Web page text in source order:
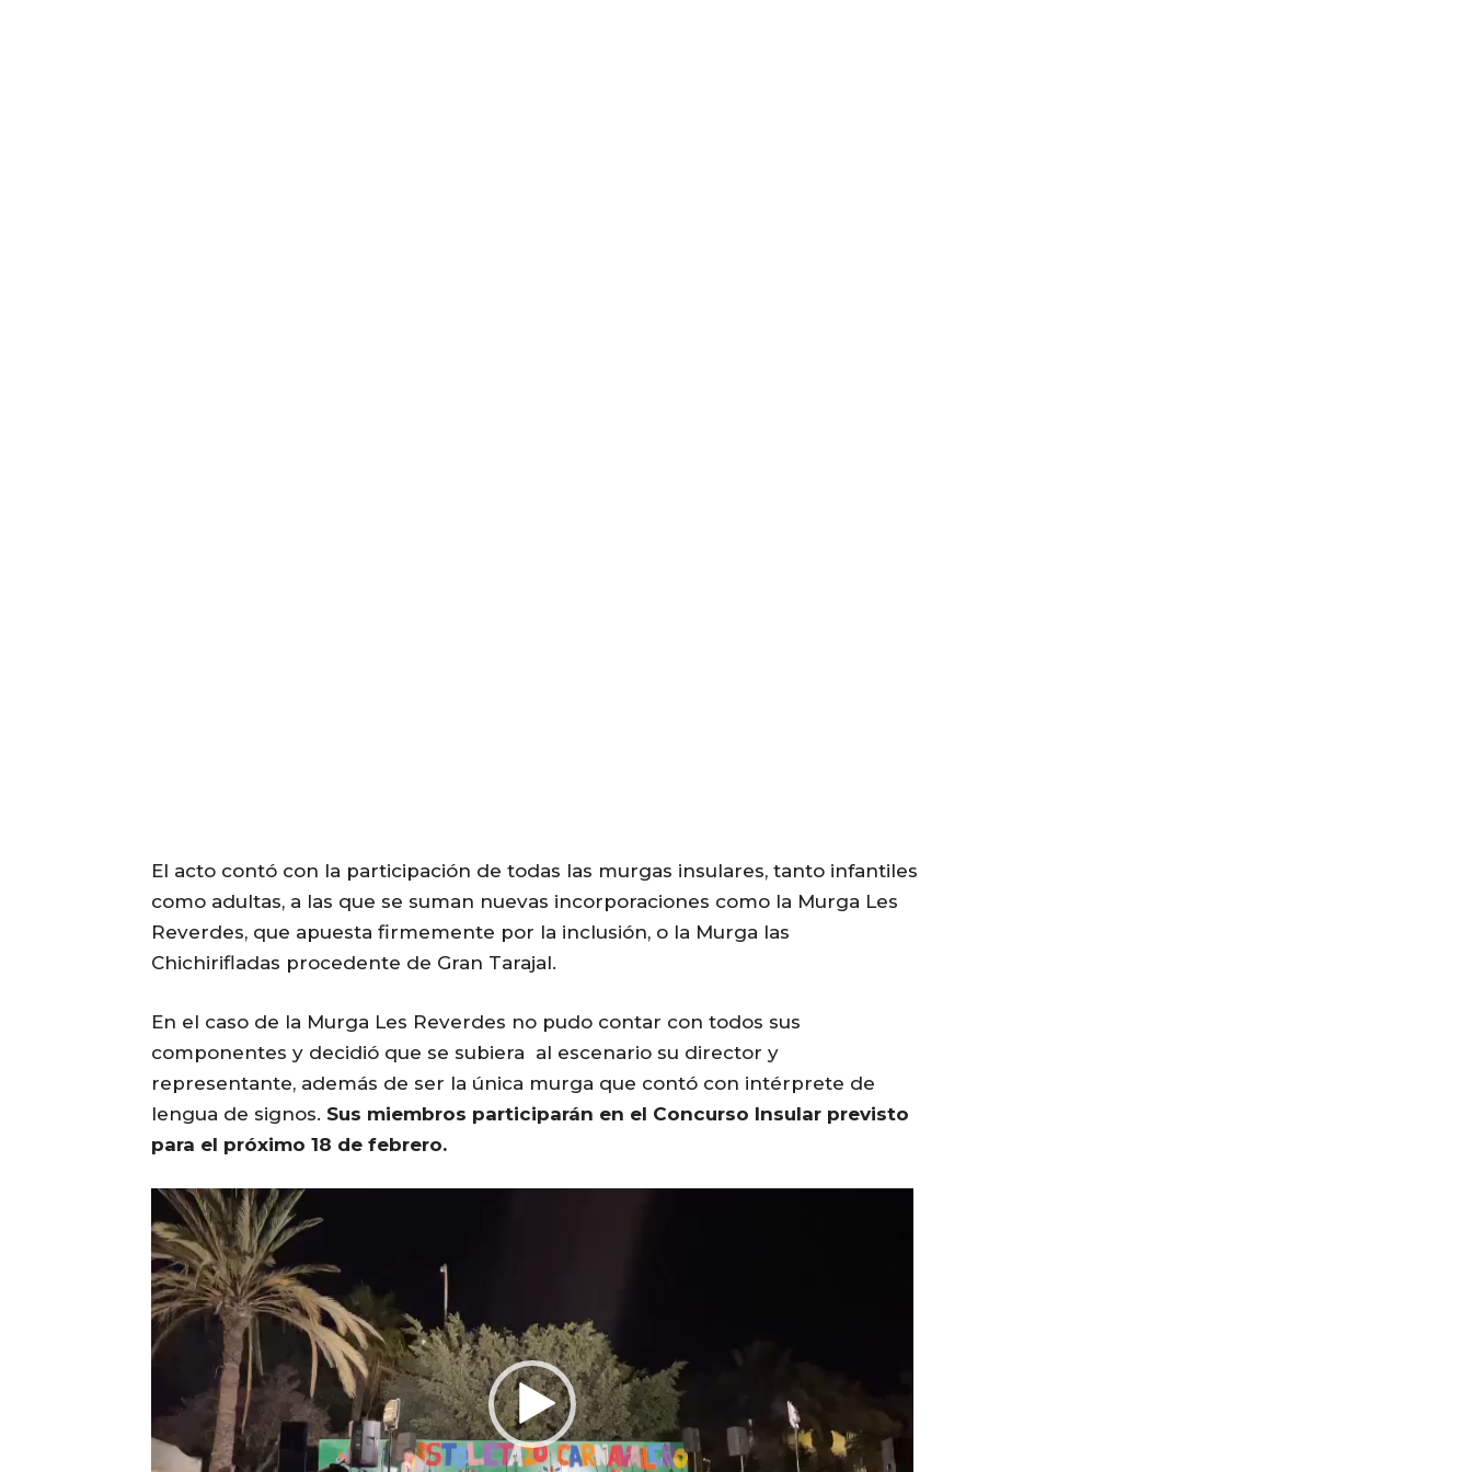
El acto contó con la participación de todas las murgas insulares, tanto infantiles
como adultas, a las que se suman nuevas incorporaciones como la Murga Les
Reverdes, que apuesta firmemente por la inclusión, o la Murga las
Chichirifladas procedente de Gran Tarajal.
En el caso de la Murga Les Reverdes no pudo contar con todos sus
componentes y decidió que se subiera al escenario su director y
representante, además de ser la única murga que contó con intérprete de
lengua de signos. Sus miembros participarán en el Concurso Insular previsto
para el próximo 18 de febrero.
R
e
p
r
o
d
c